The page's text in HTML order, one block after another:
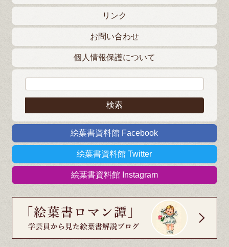
リンク
お問い合わせ
個人情報保護について
絵葉書資料館 Facebook
絵葉書資料館 Twitter
絵葉書資料館 Instagram